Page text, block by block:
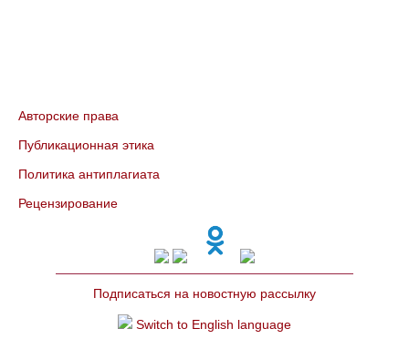
Авторские права
Публикационная этика
Политика антиплагиата
Рецензирование
Подписаться на новостную рассылку
Switch to English language